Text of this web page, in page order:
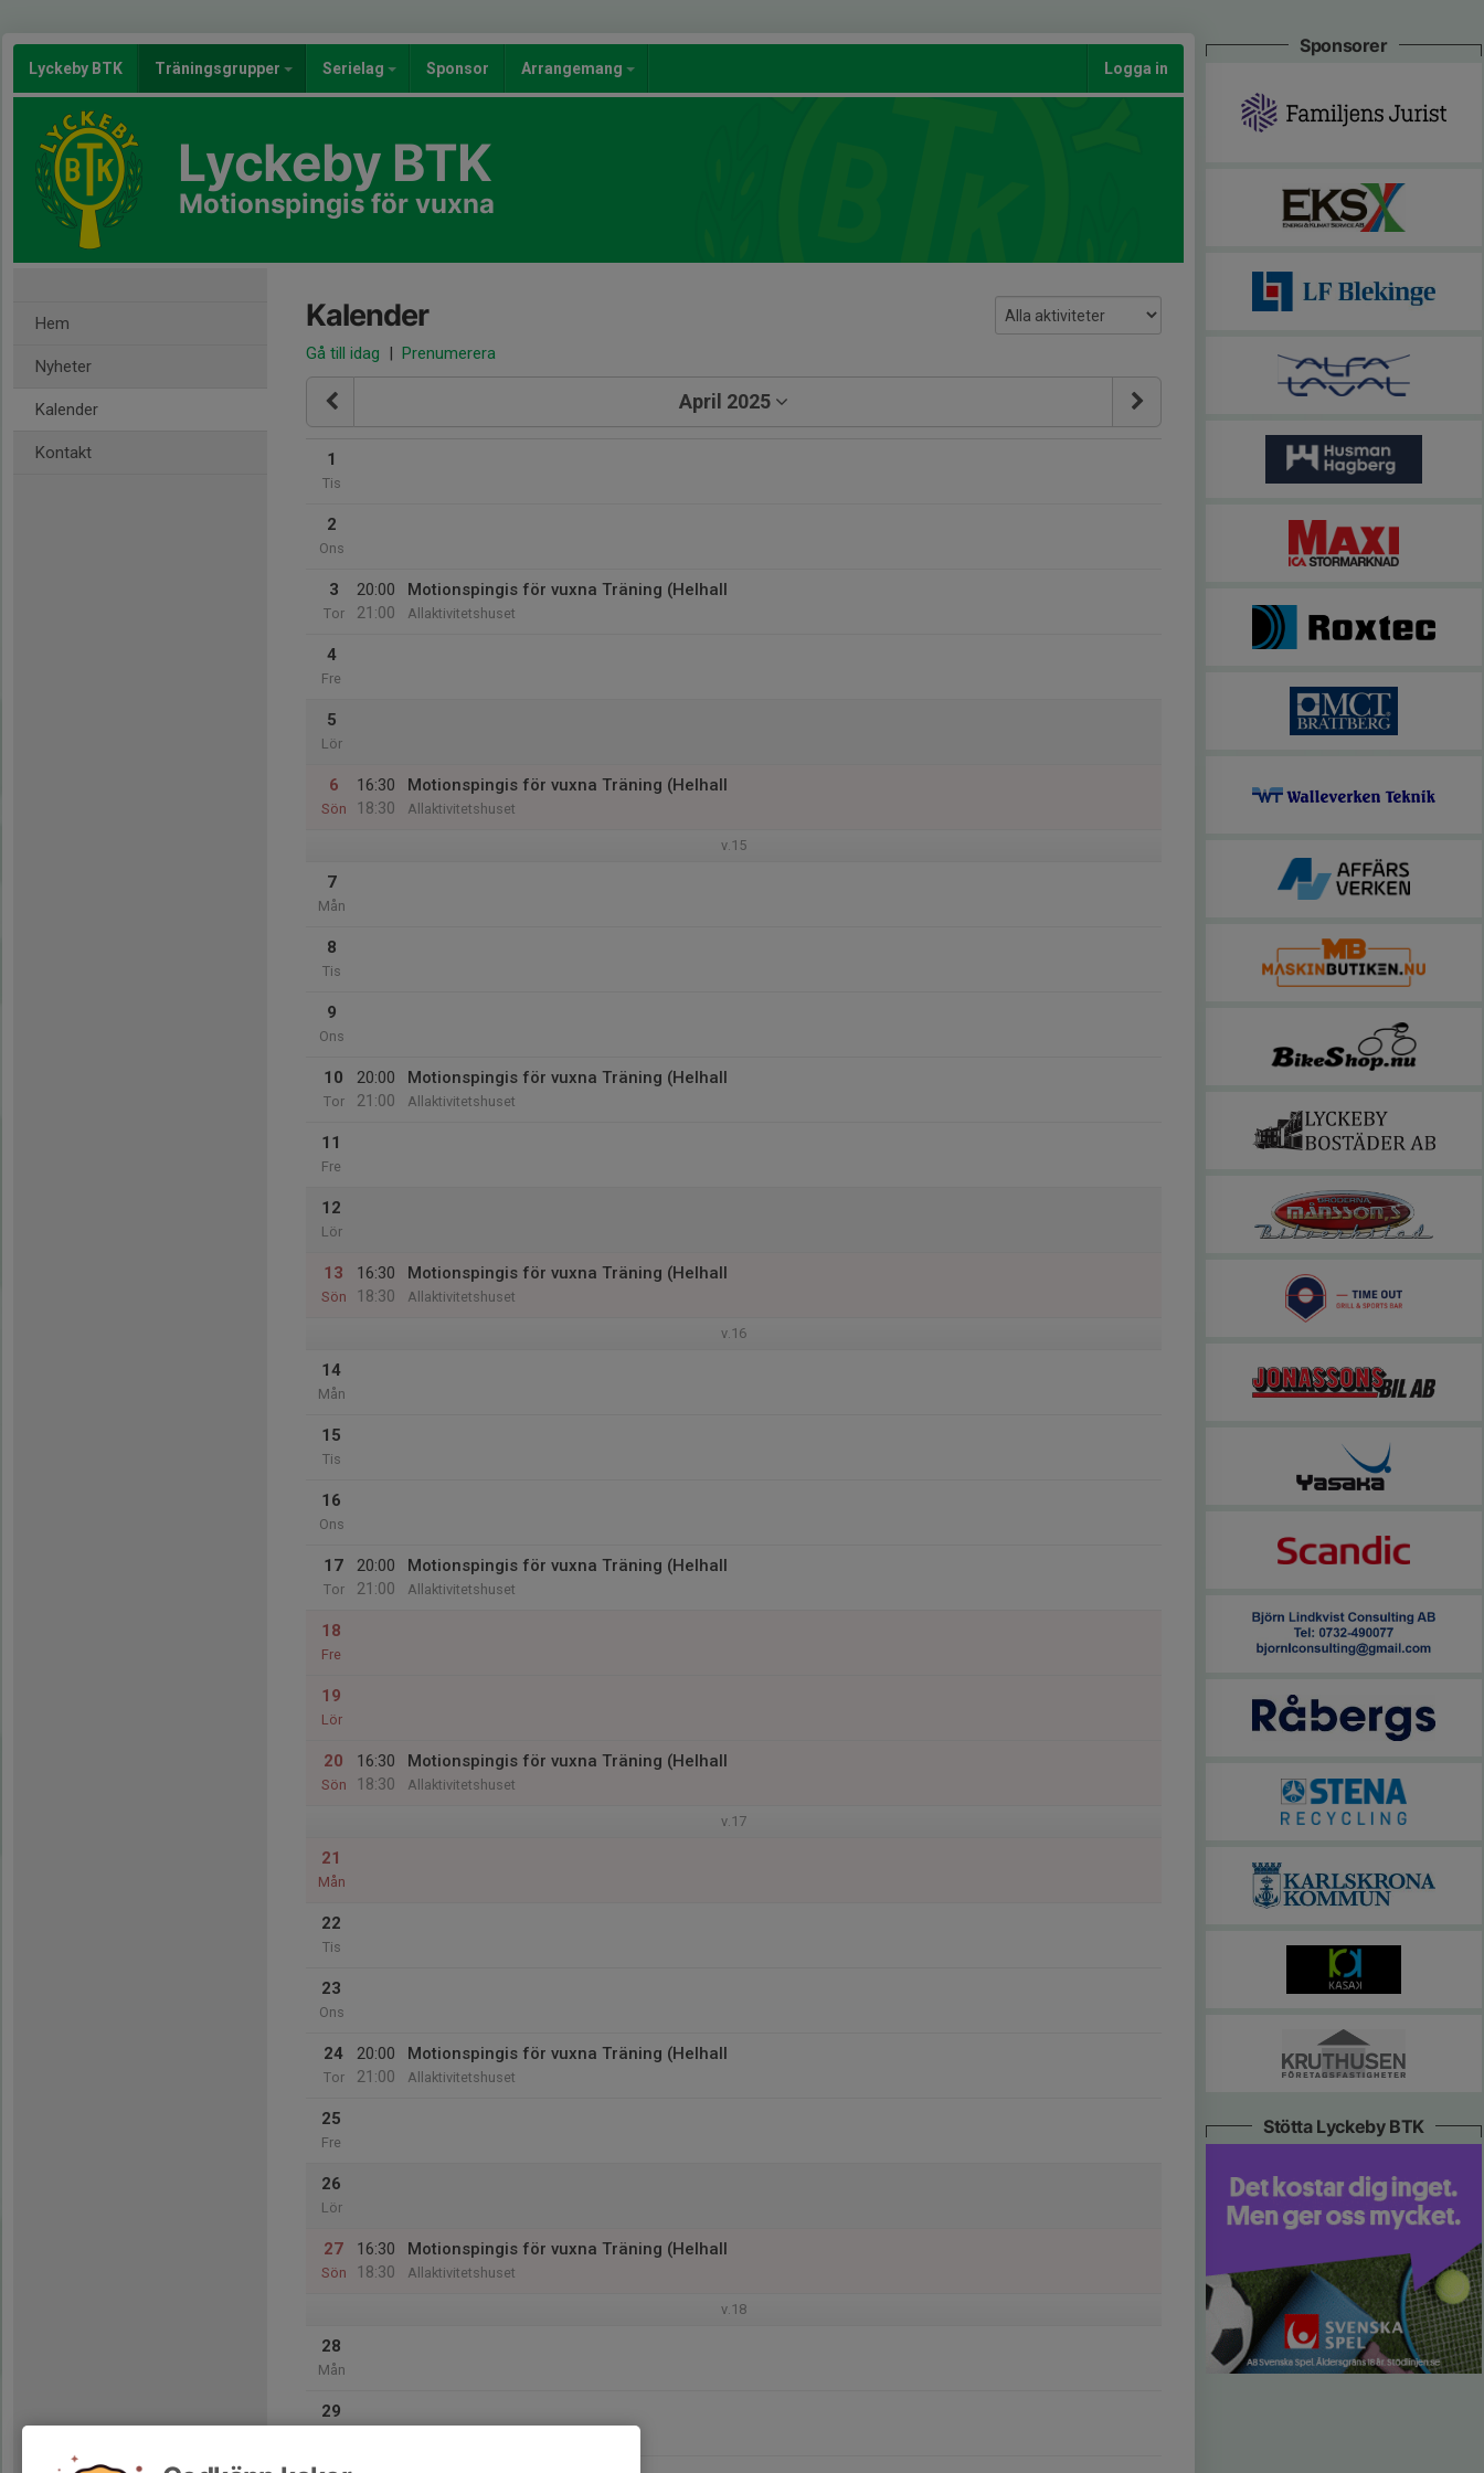
Lyckeby BTK Träningsgrupper Serielag Sponsor Arrangemang Logga in
Lyckeby BTK
Motionspingis för vuxna
Hem
Nyheter
Kalender
Kontakt
Kalender
Gå till idag | Prenumerera
April 2025
1
Tis
2
Ons
3
Tor
20:00
21:00
Motionspingis för vuxna Träning (Helhall
Allaktivitetshuset
4
Fre
5
Lör
6
Sön
16:30
18:30
Motionspingis för vuxna Träning (Helhall
Allaktivitetshuset
v.15
7
Mån
8
Tis
9
Ons
10
Tor
20:00
21:00
Motionspingis för vuxna Träning (Helhall
Allaktivitetshuset
11
Fre
12
Lör
13
Sön
16:30
18:30
Motionspingis för vuxna Träning (Helhall
Allaktivitetshuset
v.16
14
Mån
15
Tis
16
Ons
17
Tor
20:00
21:00
Motionspingis för vuxna Träning (Helhall
Allaktivitetshuset
18
Fre
19
Lör
20
Sön
16:30
18:30
Motionspingis för vuxna Träning (Helhall
Allaktivitetshuset
v.17
21
Mån
22
Tis
23
Ons
24
Tor
20:00
21:00
Motionspingis för vuxna Träning (Helhall
Allaktivitetshuset
25
Fre
26
Lör
27
Sön
16:30
18:30
Motionspingis för vuxna Träning (Helhall
Allaktivitetshuset
v.18
28
Mån
29
Sponsorer
Stötta Lyckeby BTK